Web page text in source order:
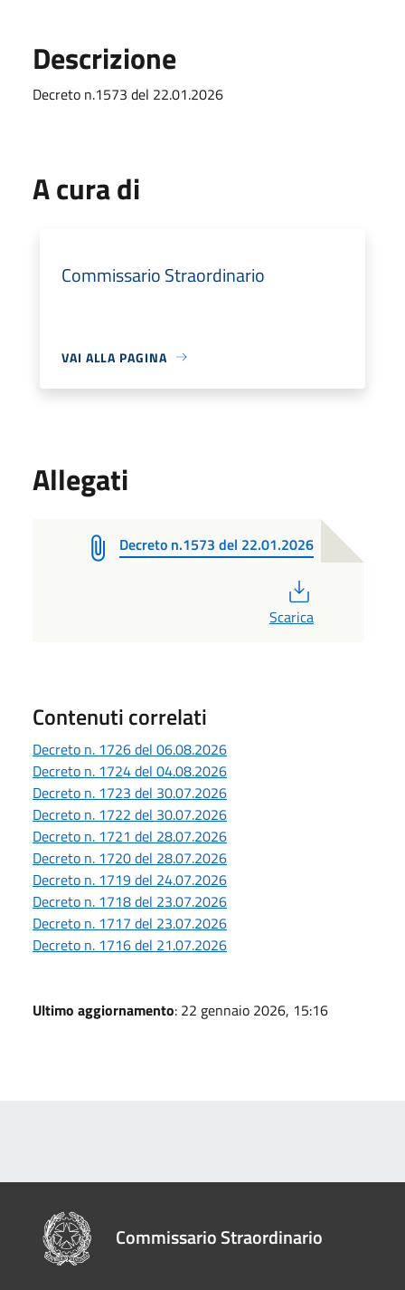
Descrizione
Decreto n.1573 del 22.01.2026
A cura di
Commissario Straordinario
VAI ALLA PAGINA
Allegati
Decreto n.1573 del 22.01.2026
Scarica
Contenuti correlati
Decreto n. 1726 del 06.08.2026
Decreto n. 1724 del 04.08.2026
Decreto n. 1723 del 30.07.2026
Decreto n. 1722 del 30.07.2026
Decreto n. 1721 del 28.07.2026
Decreto n. 1720 del 28.07.2026
Decreto n. 1719 del 24.07.2026
Decreto n. 1718 del 23.07.2026
Decreto n. 1717 del 23.07.2026
Decreto n. 1716 del 21.07.2026
Ultimo aggiornamento: 22 gennaio 2026, 15:16
Commissario Straordinario